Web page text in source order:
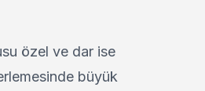
özel ve dar ise
büyük